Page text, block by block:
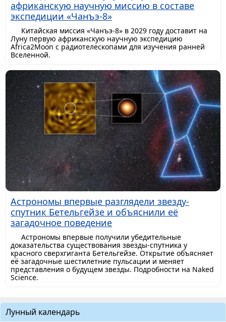
африканскую научную миссию в составе
экспедиции «Чанъэ-8»
Китайская миссия «Чанъэ-8» в 2029 году доставит на
Луну первую африканскую научную экспедицию
Africa2Moon с радиотелескопами для изучения ранней
Вселенной.
Астрономы впервые разглядели звезду-
спутник Бетельгейзе и объяснили её
загадочное поведение
Астрономы впервые получили убедительные
доказательства существования звезды-спутника у
красного сверхгиганта Бетельгейзе. Открытие объясняет
её загадочные шестилетние пульсации и меняет
представления о будущем звезды. Подробности на Naked
Science.
Лунный календарь